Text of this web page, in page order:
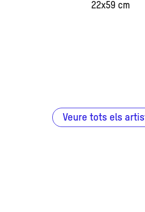
22x59 cm
Veure tots els